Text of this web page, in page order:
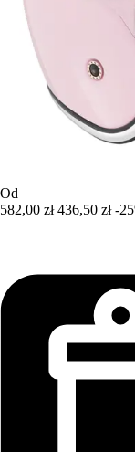
Od
582,00 zł 436,50 zł -